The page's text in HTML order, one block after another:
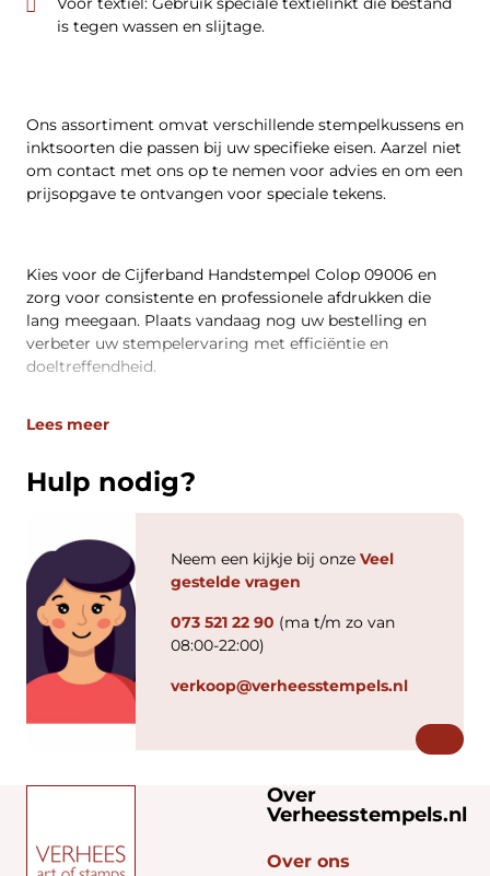
is tegen wassen en slijtage.
Ons assortiment omvat verschillende stempelkussens en
inktsoorten die passen bij uw specifieke eisen. Aarzel niet
om contact met ons op te nemen voor advies en om een
prijsopgave te ontvangen voor speciale tekens.
Kies voor de Cijferband Handstempel Colop 09006 en
zorg voor consistente en professionele afdrukken die
lang meegaan. Plaats vandaag nog uw bestelling en
verbeter uw stempelervaring met efficiëntie en
doeltreffendheid.
Lees meer
Hulp nodig?
Neem een kijkje bij onze Veel
gestelde vragen
073 521 22 90 (ma t/m zo van
08:00-22:00)
verkoop@verheesstempels.nl
Over
Verheesstempels.nl
Over ons